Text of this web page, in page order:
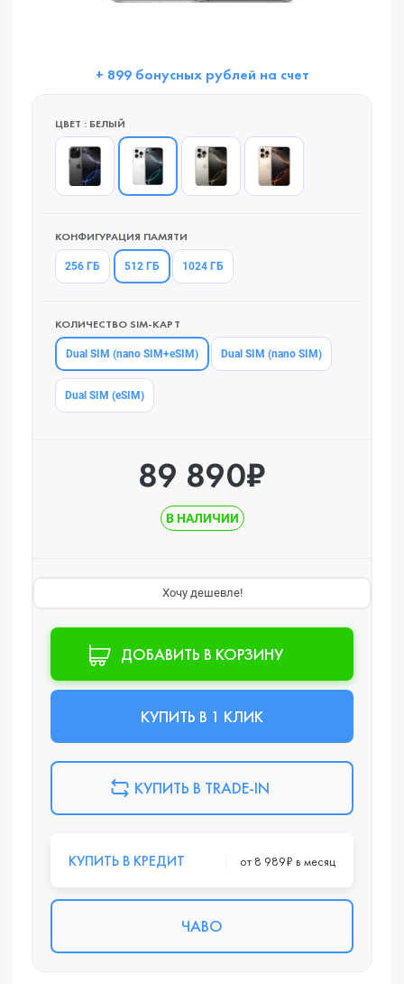
+ 899 бонусных рублей на счет
ЦВЕТ : БЕЛЫЙ
КОНФИГУРАЦИЯ ПАМЯТИ
256 ГБ 512 ГБ 1024 ГБ
КОЛИЧЕСТВО SIM-КАРТ
Dual SIM (nano SIM+eSIM) Dual SIM (nano SIM)
Dual SIM (eSIM)
89 890₽
В НАЛИЧИИ
Хочу дешевле!
ДОБАВИТЬ В КОРЗИНУ
КУПИТЬ В 1 КЛИК
КУПИТЬ В TRADE-IN
КУПИТЬ В КРЕДИТ от 8 989₽ в месяц
ЧАВО